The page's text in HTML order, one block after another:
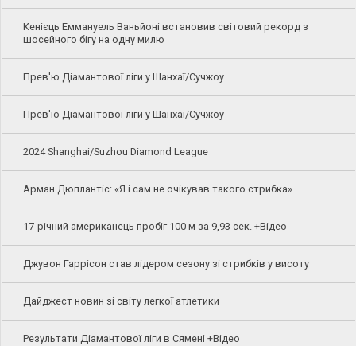
Кенієць Еммануель Ваньйоні встановив світовий рекорд з
шосейного бігу на одну милю
Прев'ю Діамантової ліги у Шанхаї/Сучжоу
Прев'ю Діамантової ліги у Шанхаї/Сучжоу
2024 Shanghai/Suzhou Diamond League
Арман Дюплантіс: «Я і сам не очікував такого стрибка»
17-річний американець пробіг 100 м за 9,93 сек. +Відео
Джувон Гаррісон став лідером сезону зі стрибків у висоту
Дайджест новин зі світу легкої атлетики
Результати Діамантової ліги в Сямені +Відео